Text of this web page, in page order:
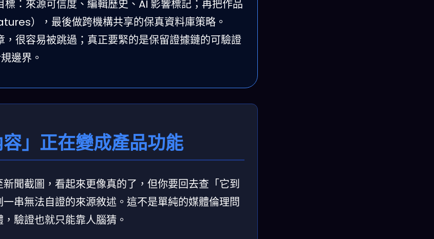
：來源可信度、編輯歷史、AI 影響標記；再把作品
），最後做跨機構共享的保真資料庫策略。
很容易被跳過；真正要緊的是保留證據鏈的可驗證
邊界。
」正在變成產品功能
聞截圖，看起來更像真的了，但你要回去查「它到
串無法自證的來源敘述。這不是單純的媒體倫理問
驗證也就只能靠人腦猜。